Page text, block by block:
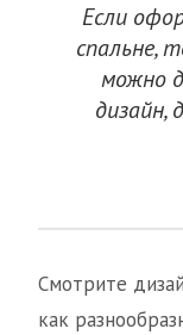
Если
спальне,
можно
дизайн,
Смотрите
как